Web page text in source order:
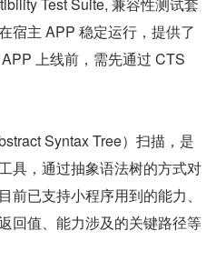
宿主 APP 稳定运行，提供了
上线前，需先通过 CTS
Syntax Tree）扫描，是
具，通过抽象语法树的方式对
已支持小程序用到的能力、
回值、能力涉及的关键路径等